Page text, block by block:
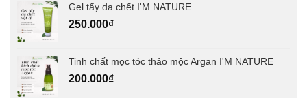
Gel tẩy da chết I'M NATURE
250.000₫
Tinh chất mọc tóc thảo mộc Argan I'M NATURE
200.000₫